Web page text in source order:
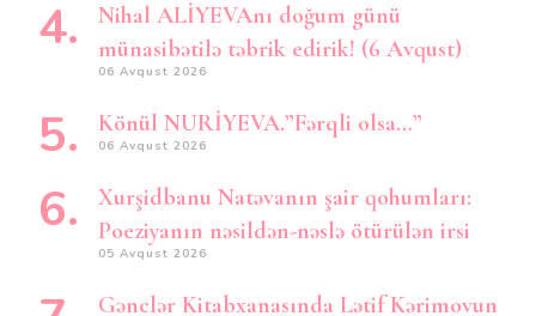
Nihal ALİYEVAnı doğum günü
münasibətilə təbrik edirik! (6 Avqust)
06 Avqust 2026
Könül NURİYEVA.”Fərqli olsa…”
06 Avqust 2026
Xurşidbanu Natəvanın şair qohumları:
Poeziyanın nəsildən-nəslə ötürülən irsi
05 Avqust 2026
Gənclər Kitabxanasında Lətif Kərimovun